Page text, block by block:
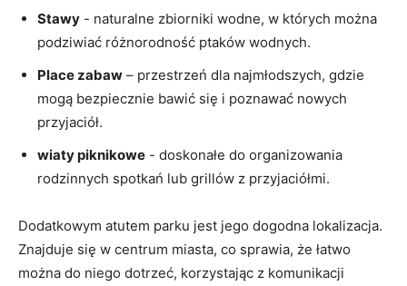
Stawy ‍- naturalne zbiorniki wodne, w ​których ⁣można
podziwiać różnorodność ptaków ​wodnych.
Place zabaw – ​przestrzeń dla⁤ najmłodszych, gdzie
mogą‍ bezpiecznie bawić się i poznawać nowych
przyjaciół.
wiaty​ piknikowe ‍- doskonałe do organizowania
rodzinnych‌ spotkań lub grillów z przyjaciółmi.
Dodatkowym atutem parku jest jego dogodna lokalizacja.
Znajduje się w centrum miasta, co⁢ sprawia, że łatwo
można do niego⁢ dotrzeć,‌ korzystając z komunikacji